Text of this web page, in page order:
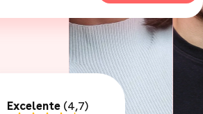
Excelente(4,7)